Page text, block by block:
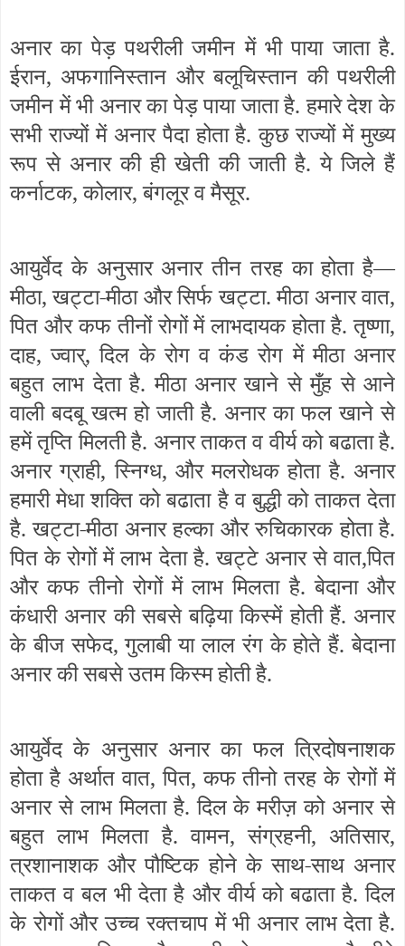
अनार का पेड़ पथरीली जमीन में भी पाया जाता है.
ईरान, अफगानिस्तान और बलूचिस्तान की पथरीली
जमीन में भी अनार का पेड़ पाया जाता है. हमारे देश के
सभी राज्यों में अनार पैदा होता है. कुछ राज्यों में मुख्य
रूप से अनार की ही खेती की जाती है. ये जिले हैं
कर्नाटक, कोलार, बंगलूर व मैसूर.
आयुर्वेद के अनुसार अनार तीन तरह का होता है—
मीठा, खट्टा-मीठा और सिर्फ खट्टा. मीठा अनार वात,
पित और कफ तीनों रोगों में लाभदायक होता है. तृष्णा,
दाह, ज्वार्, दिल के रोग व कंड रोग में मीठा अनार
बहुत लाभ देता है. मीठा अनार खाने से मुँह से आने
वाली बदबू खत्म हो जाती है. अनार का फल खाने से
हमें तृप्ति मिलती है. अनार ताकत व वीर्य को बढाता है.
अनार ग्राही, स्निग्ध, और मलरोधक होता है. अनार
हमारी मेधा शक्ति को बढाता है व बुद्धी को ताकत देता
है. खट्टा-मीठा अनार हल्का और रुचिकारक होता है.
पित के रोगों में लाभ देता है. खट्टे अनार से वात,पित
और कफ तीनो रोगों में लाभ मिलता है. बेदाना और
कंधारी अनार की सबसे बढ़िया किस्में होती हैं. अनार
के बीज सफेद, गुलाबी या लाल रंग के होते हैं. बेदाना
अनार की सबसे उतम किस्म होती है.
आयुर्वेद के अनुसार अनार का फल त्रिदोषनाशक
होता है अर्थात वात, पित, कफ तीनो तरह के रोगों में
अनार से लाभ मिलता है. दिल के मरीज़ को अनार से
बहुत लाभ मिलता है. वामन, संग्रहनी, अतिसार,
त्रशानाशक और पौष्टिक होने के साथ-साथ अनार
ताकत व बल भी देता है और वीर्य को बढाता है. दिल
के रोगों और उच्च रक्तचाप में भी अनार लाभ देता है.